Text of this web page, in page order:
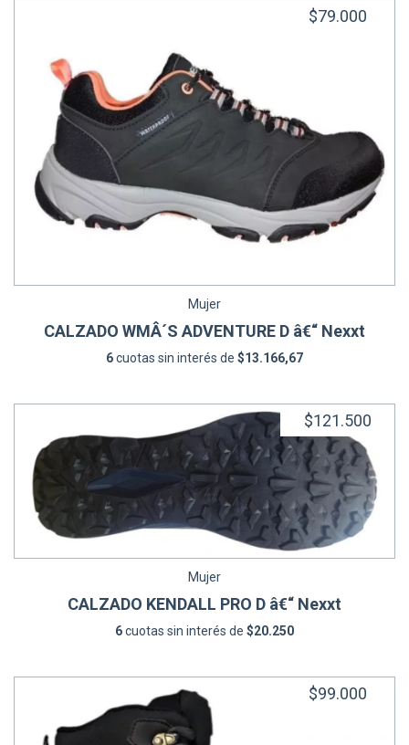
$79.000
Mujer
CALZADO WMÂ´S ADVENTURE D â€“ Nexxt
6cuotas sin interés de $13.166,67
$121.500
Mujer
CALZADO KENDALL PRO D â€“ Nexxt
6cuotas sin interés de $20.250
$99.000